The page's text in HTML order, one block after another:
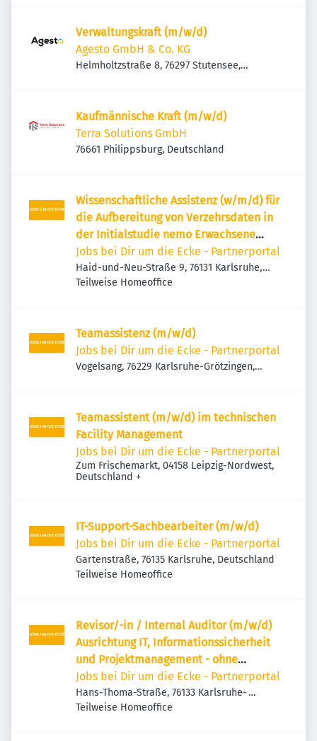
Verwaltungskraft (m/w/d)
Agesto GmbH & Co. KG
Helmholtzstraße 8, 76297 Stutensee,
Kaufmännische Kraft (m/w/d)
Terra Solutions GmbH
76661 Philippsburg, Deutschland
Wissenschaftliche Assistenz (w/m/d) für
die Aufbereitung von Verzehrsdaten in
der Initialstudie nemo Erwachsene
(Bachelor Ernährungswissenschaft,
Ökotrophologie)
Jobs bei Dir um die Ecke - Partnerportal
Haid-und-Neu-Straße 9, 76131 Karlsruhe,
Deutschland
Teilweise Homeoffice
Teamassistenz (m/w/d)
Jobs bei Dir um die Ecke - Partnerportal
Vogelsang, 76229 Karlsruhe-Grötzingen,
Teamassistent (m/w/d) im technischen
Facility Management
Jobs bei Dir um die Ecke - Partnerportal
Zum Frischemarkt, 04158 Leipzig-Nordwest,
Deutschland +
IT-Support-Sachbearbeiter (m/w/d)
Jobs bei Dir um die Ecke - Partnerportal
Gartenstraße, 76135 Karlsruhe, Deutschland
Teilweise Homeoffice
Revisor/-in / Internal Auditor (m/w/d)
Ausrichtung IT, Informationssicherheit
und Projektmanagement - ohne
Reisetätigkeit -
Jobs bei Dir um die Ecke - Partnerportal
Hans-Thoma-Straße, 76133 Karlsruhe-
Innenstadt-West, Deutschland
Teilweise Homeoffice